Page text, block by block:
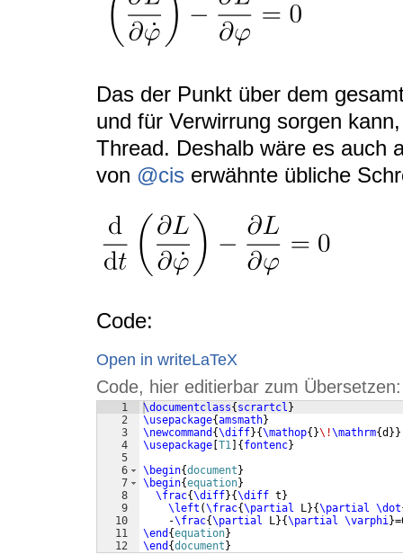
Das der Punkt über dem
und für Verwirrung sorgen
Thread. Deshalb wäre es auch
von @cis erwähnte übliche
Code:
Open in writeLaTeX
Code, hier editierbar zum Übersetzen:
1
2
3
4
5
6
7
8
9
10
11
12
\documentclass{ scrartcl }
\usepackage{amsmath}
\newcommand {\diff}{\mathop{ }\!\mathrm{d }}
\usepackage T1 { fontenc}
\begin{document }
\begin{equation}
\frac{\diff}{\diff t }
\left (\frac{\partial L}{\partial \dot
    -
\frac{\partial L}{\partial \varphi}
\end {equation}
\end {document }